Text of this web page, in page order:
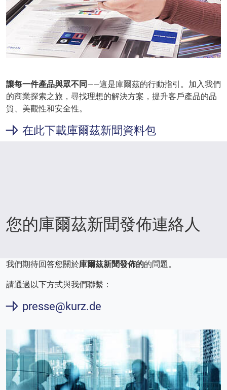
讓每一件產品與眾不同——這是庫爾茲的行動指引。加入我們
的商業探索之旅，尋找理想的解決方案，提升客戶產品的品
質、美觀性和安全性。
在此下載庫爾茲新聞資料包
您的庫爾茲新聞發佈連絡人
我們期待回答您關於庫爾茲新聞發佈的的問題。
請通過以下方式與我們聯繫：
presse@kurz.de